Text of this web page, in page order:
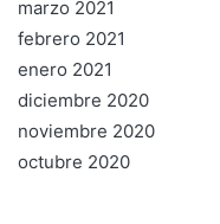
marzo 2021
febrero 2021
enero 2021
diciembre 2020
noviembre 2020
octubre 2020